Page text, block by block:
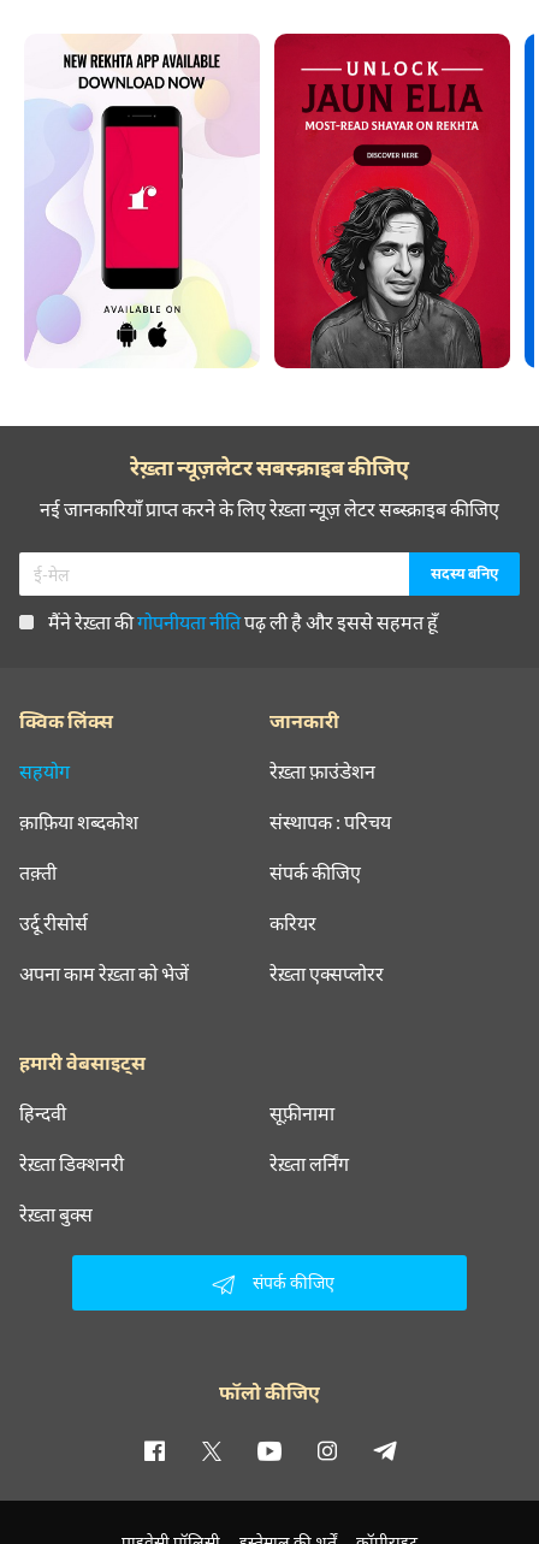
रेख़्ता न्यूज़लेटर सबस्क्राइब कीजिए
नई जानकारियाँ प्राप्त करने के लिए रेख़्ता न्यूज़ लेटर सब्स्क्राइब कीजिए
मैंने रेख़्ता कीगोपनीयता नीतिपढ़ ली है और इससे सहमत हूँ
क्विक लिंक्स
सहयोग
क़ाफ़िया शब्दकोश
तक़्ती
उर्दू रीसोर्स
अपना काम रेख़्ता को भेजें
जानकारी
रेख़्ता फ़ाउंडेशन
संस्थापक : परिचय
संपर्क कीजिए
करियर
रेख़्ता एक्सप्लोरर
हमारी वेबसाइट्स
हिन्दवी सूफ़ीनामा
रेख़्ता डिक्शनरी रेख़्ता लर्निंग
रेख़्ता बुक्स
संपर्क कीजिए
फॉलो कीजिए